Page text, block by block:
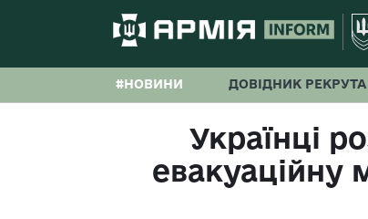
#НОВИНИ ДОВІДНИК РЕКРУТА
Українці